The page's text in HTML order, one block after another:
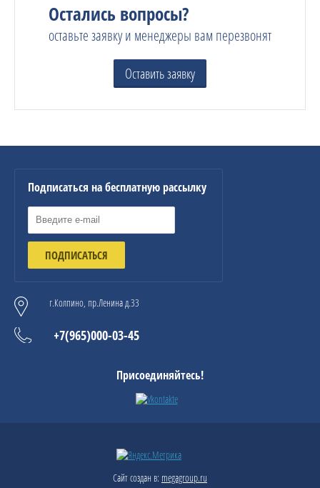
Остались вопросы?
оставьте заявку и менеджеры вам перезвонят
Оставить заявку
Подписаться на бесплатную рассылку
ПОДПИСАТЬСЯ
г.Колпино, пр.Ленина д.33
+7(965)000-03-45
Присоединяйтесь!
Сайт создан в: megagroup.ru